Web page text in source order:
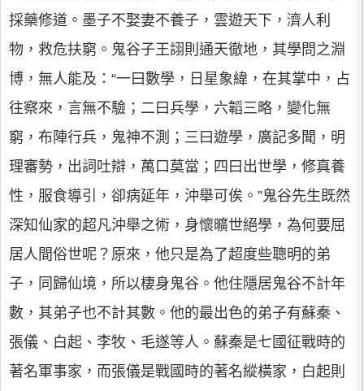
採藥修道。墨子不娶妻不養子，雲遊天下，濟人利
物，救危扶窮。鬼谷子王詡則通天徹地，其學問之淵
博，無人能及：“一曰數學，日星象緯，在其掌中，占
往察來，言無不驗；二曰兵學，六韜三略，變化無
窮，布陣行兵，鬼神不測；三曰遊學，廣記多聞，明
理審勢，出詞吐辯，萬口莫當；四曰出世學，修真養
性，服食導引，卻病延年，沖舉可俟。”鬼谷先生既然
深知仙家的超凡沖舉之術，身懷曠世絕學，為何要屈
居人間俗世呢？原來，他只是為了超度些聰明的弟
子，同歸仙境，所以棲身鬼谷。他住隱居鬼谷不計年
數，其弟子也不計其數。他的最出色的弟子有蘇秦、
張儀、白起、李牧、毛遂等人。蘇秦是七國征戰時的
著名軍事家，而張儀是戰國時的著名縱橫家，白起則